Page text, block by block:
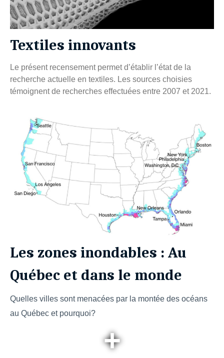
Textiles innovants
Le présent recensement permet d’établir l’état de la
recherche actuelle en textiles. Les sources choisies
témoignent de recherches effectuées entre 2007 et 2021.
Les zones inondables : Au
Québec et dans le monde
Quelles villes sont menacées par la montée des océans
au Québec et pourquoi?
+